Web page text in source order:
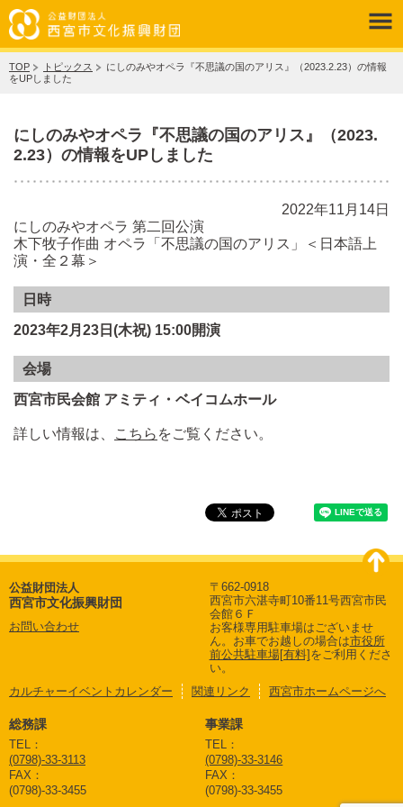
TOP トピックス
にしのみやオペラ『不思議の国のアリス』（2023.2.23）の情報
をUPしました
にしのみやオペラ『不思議の国のアリス』（2023.
2.23）の情報をUPしました
2022年11月14日
にしのみやオペラ 第二回公演
木下牧子作曲 オペラ「不思議の国のアリス」＜日本語上
演・全２幕＞
日時
2023年2月23日(木祝) 15:00開演
会場
西宮市民会館 アミティ・ベイコムホール
詳しい情報は、 こちら をご覧ください。
公益財団法人
西宮市文化振興財団
お問い合わせ
カルチャーイベントカレンダー 関連リンク 西宮市ホームページへ
〒662-0918
西宮市六湛寺町10番11号西宮市民
会館６Ｆ
お客様専用駐車場はございませ
ん。 お車でお越しの場合は市役所
前公共駐車場[有料] をご利用くださ
い。
総務課
TEL：
(0798)-33-3113
FAX：
(0798)-33-3455
事業課
TEL：
(0798)-33-3146
FAX：
(0798)-33-3455